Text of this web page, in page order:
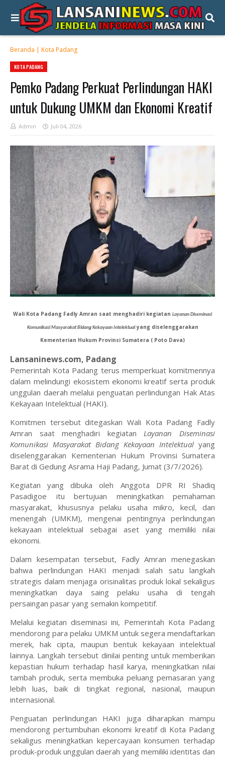
Beranda | Kota Padang
KOTA PADANG
Pemko Padang Perkuat Perlindungan HAKI
untuk Dukung UMKM dan Ekonomi Kreatif
Admin Juli 04, 2026
Wali Kota Padang Fadly Amran saat menghadiri kegiatan Layanan Diseminasi
Komunikasi Masyarakat Bidang Kekayaan Intelektualyang diselenggarakan
Kementerian Hukum Provinsi Sumatera ( Poto Dava)
Lansaninews.com, Padang
Pemerintah Kota Padang terus memperkuat komitmennya
dalam melindungi ekosistem ekonomi kreatif serta produk
unggulan daerah melalui penguatan perlindungan Hak Atas
Kekayaan Intelektual (HAKI).
Komitmen tersebut ditegaskan Wali Kota Padang Fadly
Amran saat menghadiri kegiatanLayanan Diseminasi
Komunikasi Masyarakat Bidang Kekayaan Intelektual yang
diselenggarakan Kementerian Hukum Provinsi Sumatera
Barat di Gedung Asrama Haji Padang, Jumat (3/7/2026).
Kegiatan yang dibuka oleh Anggota DPR RI Shadiq
Pasadigoe itu bertujuan meningkatkan pemahaman
masyarakat, khususnya pelaku usaha mikro, kecil, dan
menengah (UMKM), mengenai pentingnya perlindungan
kekayaan intelektual sebagai aset yang memiliki nilai
ekonomi.
Dalam kesempatan tersebut, Fadly Amran menegaskan
bahwa perlindungan HAKI menjadi salah satu langkah
strategis dalam menjaga orisinalitas produk lokal sekaligus
meningkatkan daya saing pelaku usaha di tengah
persaingan pasar yang semakin kompetitif.
Melalui kegiatan diseminasi ini, Pemerintah Kota Padang
mendorong para pelaku UMKM untuk segera mendaftarkan
merek, hak cipta, maupun bentuk kekayaan intelektual
lainnya. Langkah tersebut dinilai penting untuk memberikan
kepastian hukum terhadap hasil karya, meningkatkan nilai
tambah produk, serta membuka peluang pemasaran yang
lebih luas, baik di tingkat regional, nasional, maupun
internasional.
Penguatan perlindungan HAKI juga diharapkan mampu
mendorong pertumbuhan ekonomi kreatif di Kota Padang
sekaligus meningkatkan kepercayaan konsumen terhadap
produk-produk unggulan daerah yang memiliki identitas dan